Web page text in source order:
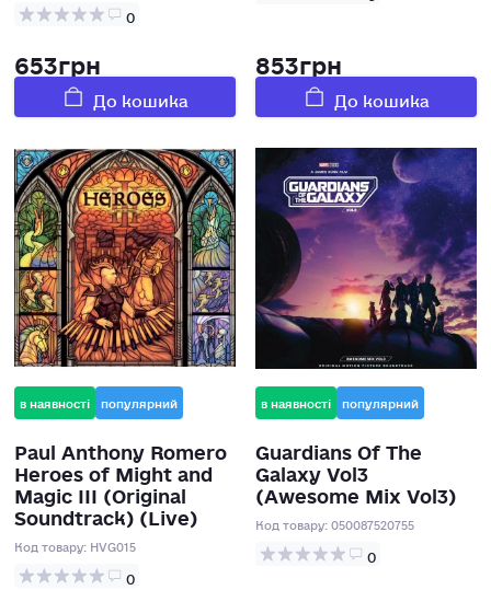
0
653грн
До кошика
853грн
До кошика
в наявності популярний
Paul Anthony Romero
Heroes of Might and
Magic ІІІ (Original
Soundtrack) (Live)
Код товару: HVG015
0
в наявності популярний
Guardians Of The
Galaxy Vol3
(Awesome Mix Vol3)
Код товару:050087520755
0